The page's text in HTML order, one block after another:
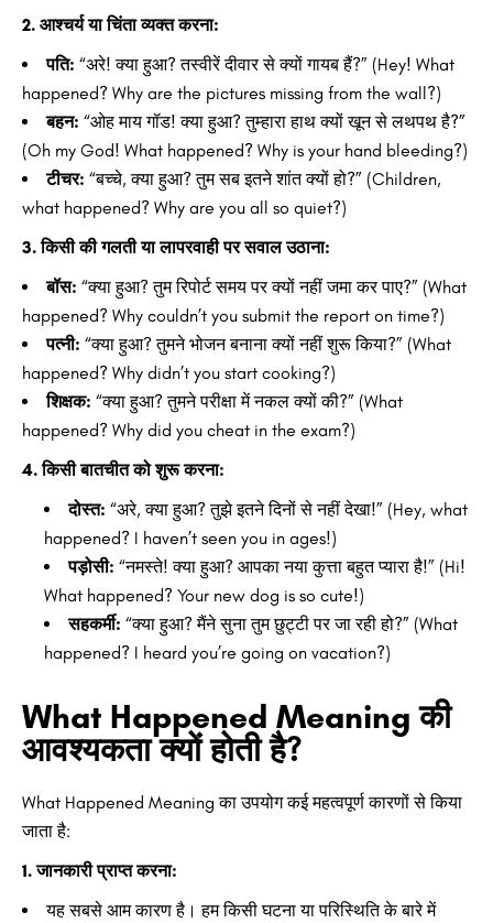
2. आश्चर्य या चिंता व्यक्त करना:
पति: “अरे! क्या हुआ? तस्वीरें दीवार से क्यों गायब हैं?” (Hey! What
happened? Why are the pictures missing from the wall?)
बहन: “ओह माय गॉड! क्या हुआ? तुम्हारा हाथ क्यों खून से लथपथ है?”
(Oh my God! What happened? Why is your hand bleeding?)
टीचर: “बच्चे, क्या हुआ? तुम सब इतने शांत क्यों हो?” (Children,
what happened? Why are you all so quiet?)
3. किसी की गलती या लापरवाही पर सवाल उठाना:
बॉस: “क्या हुआ? तुम रिपोर्ट समय पर क्यों नहीं जमा कर पाए?” (What
happened? Why couldn’t you submit the report on time?)
पत्नी: “क्या हुआ? तुमने भोजन बनाना क्यों नहीं शुरू किया?” (What
happened? Why didn’t you start cooking?)
शिक्षक: “क्या हुआ? तुमने परीक्षा में नकल क्यों की?” (What
happened? Why did you cheat in the exam?)
4. किसी बातचीत को शुरू करना:
दोस्त: “अरे, क्या हुआ? तुझे इतने दिनों से नहीं देखा!” (Hey, what
happened? I haven’t seen you in ages!)
पड़ोसी: “नमस्ते! क्या हुआ? आपका नया कुत्ता बहुत प्यारा है!” (Hi!
What happened? Your new dog is so cute!)
सहकर्मी: “क्या हुआ? मैंने सुना तुम छुट्टी पर जा रही हो?” (What
happened? I heard you’re going on vacation?)
What Happened Meaning की
आवश्यकता क्यों होती है?
What Happened Meaning का उपयोग कई महत्वपूर्ण कारणों से किया
जाता है:
1. जानकारी प्राप्त करना:
यह सबसे आम कारण है। हम किसी घटना या परिस्थिति के बारे में